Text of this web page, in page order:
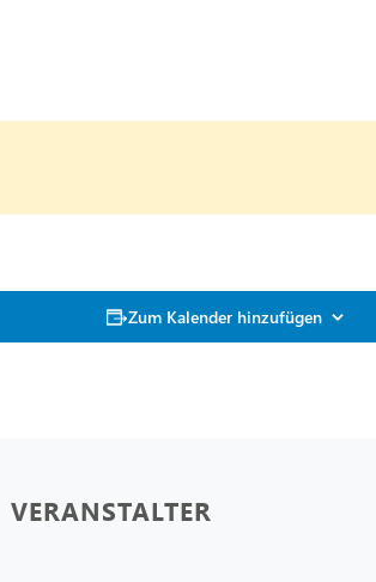
Zum Kalender hinzufügen
VERANSTALTER